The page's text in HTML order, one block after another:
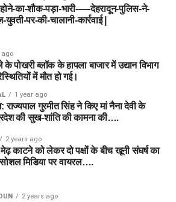
का-शौक-पड़ा-भारी-—-देहरादून-पुलिस-ने-
पर-की-चालानी-कार्रवाई |
ago
पोखरी ब्लॉक के हापला बाजार में उद्यान विभाग
में मौत हो गई।
1 year ago
राज्यपाल गुरमीत सिंह ने किए मां नैना देवी के
की सुख-शांति की कामना की….
2 years ago
काटने को लेकर दो पक्षों के बीच खूनी संघर्ष का
सोशल मिडिया पर वायरल….
2 years ago